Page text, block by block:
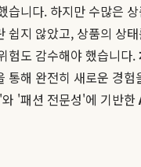
습니다. 하지만 수많은
쉽지 않았고, 상품의 상
험도 감수해야 했습니다.
통해 완전히 새로운 경
'패션 전문성'에 기반한